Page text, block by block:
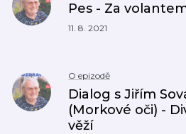
Pes - Za
11. 8. 2021
O epizodě
Dialog s Jiřím
(Morkové oči) -
věží